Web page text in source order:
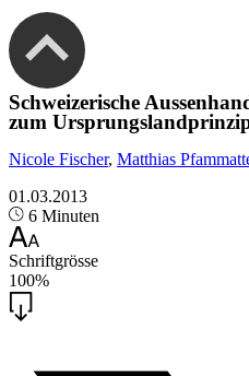
Schweizerische
zum
Nicole Fischer, Matthias
01.03.2013
6 Minuten
Schriftgrösse
100%